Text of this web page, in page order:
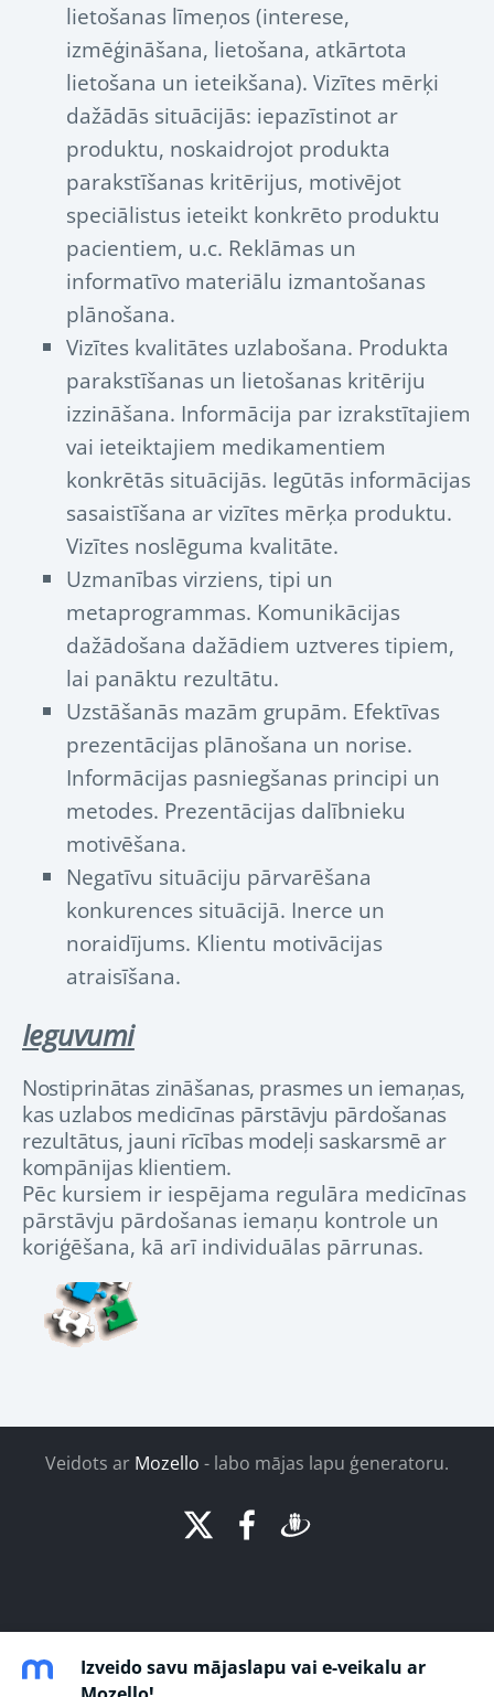
lietošanas līmeņos (interese,
izmēģināšana, lietošana, atkārtota
lietošana un ieteikšana). Vizītes mērķi
dažādās situācijās: iepazīstinot ar
produktu, noskaidrojot produkta
parakstīšanas kritērijus, motivējot
speciālistus ieteikt konkrēto produktu
pacientiem, u.c. Reklāmas un
informatīvo materiālu izmantošanas
plānošana.
Vizītes kvalitātes uzlabošana. Produkta
parakstīšanas un lietošanas kritēriju
izzināšana. Informācija par izrakstītajiem
vai ieteiktajiem medikamentiem
konkrētās situācijās. Iegūtās informācijas
sasaistīšana ar vizītes mērķa produktu.
Vizītes noslēguma kvalitāte.
Uzmanības virziens, tipi un
metaprogrammas. Komunikācijas
dažādošana dažādiem uztveres tipiem,
lai panāktu rezultātu.
Uzstāšanās mazām grupām. Efektīvas
prezentācijas plānošana un norise.
Informācijas pasniegšanas principi un
metodes. Prezentācijas dalībnieku
motivēšana.
Negatīvu situāciju pārvarēšana
konkurences situācijā. Inerce un
noraidījums. Klientu motivācijas
atraisīšana.
Ieguvumi
Nostiprinātas zināšanas, prasmes un iemaņas,
kas uzlabos medicīnas pārstāvju pārdošanas
rezultātus, jauni rīcības modeļi saskarsmē ar
kompānijas klientiem.
Pēc kursiem ir iespējama regulāra medicīnas
pārstāvju pārdošanas iemaņu kontrole un
koriģēšana, kā arī individuālas pārrunas.
Veidots ar Mozello - labo mājas lapu ģeneratoru.
Izveido savu mājaslapu vai e-veikalu ar